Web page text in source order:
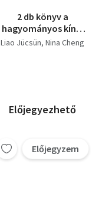
2 db könyv a
hagyományos kínai
orvoslásról:
alátámasztott
támogatására a kínai
gyógyászat
Liao Jücsün Nina Cheng
Előjegyezhető
Előjegyzem